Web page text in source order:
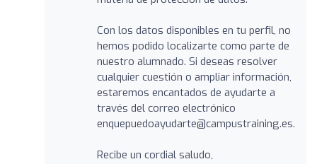
Con los datos disponibles en tu perfil, no
hemos podido localizarte como parte de
nuestro alumnado. Si deseas resolver
cualquier cuestión o ampliar información,
estaremos encantados de ayudarte a
través del correo electrónico
enquepuedoayudarte@campustraining.es.
Recibe un cordial saludo,